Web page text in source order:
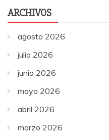
ARCHIVOS
agosto 2026
julio 2026
junio 2026
mayo 2026
abril 2026
marzo 2026